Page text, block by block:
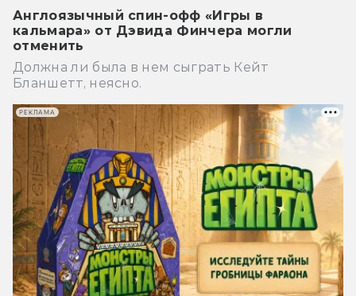
Англоязычный спин-офф «Игры в
кальмара» от Дэвида Финчера могли
отменить
Должна ли была в нем сыграть Кейт
Бланшетт, неясно.
РЕКЛАМА